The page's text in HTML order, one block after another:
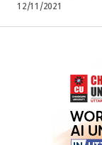
12/11/2021